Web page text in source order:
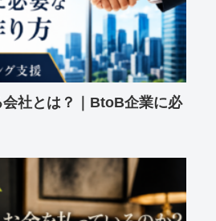
社とは？｜BtoB企業に必